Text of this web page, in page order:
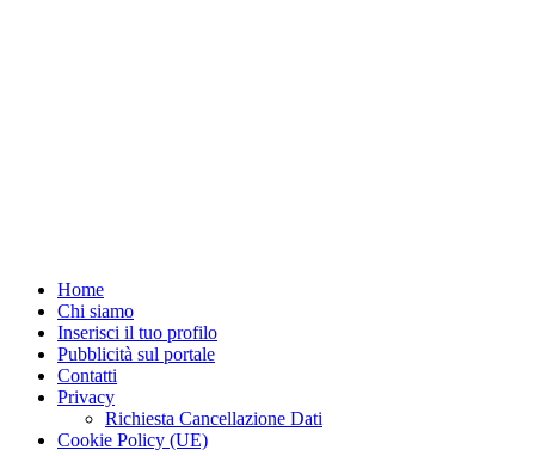
Home
Chi siamo
Inserisci il tuo profilo
Pubblicità sul portale
Contatti
Privacy
Richiesta Cancellazione Dati
Cookie Policy (UE)